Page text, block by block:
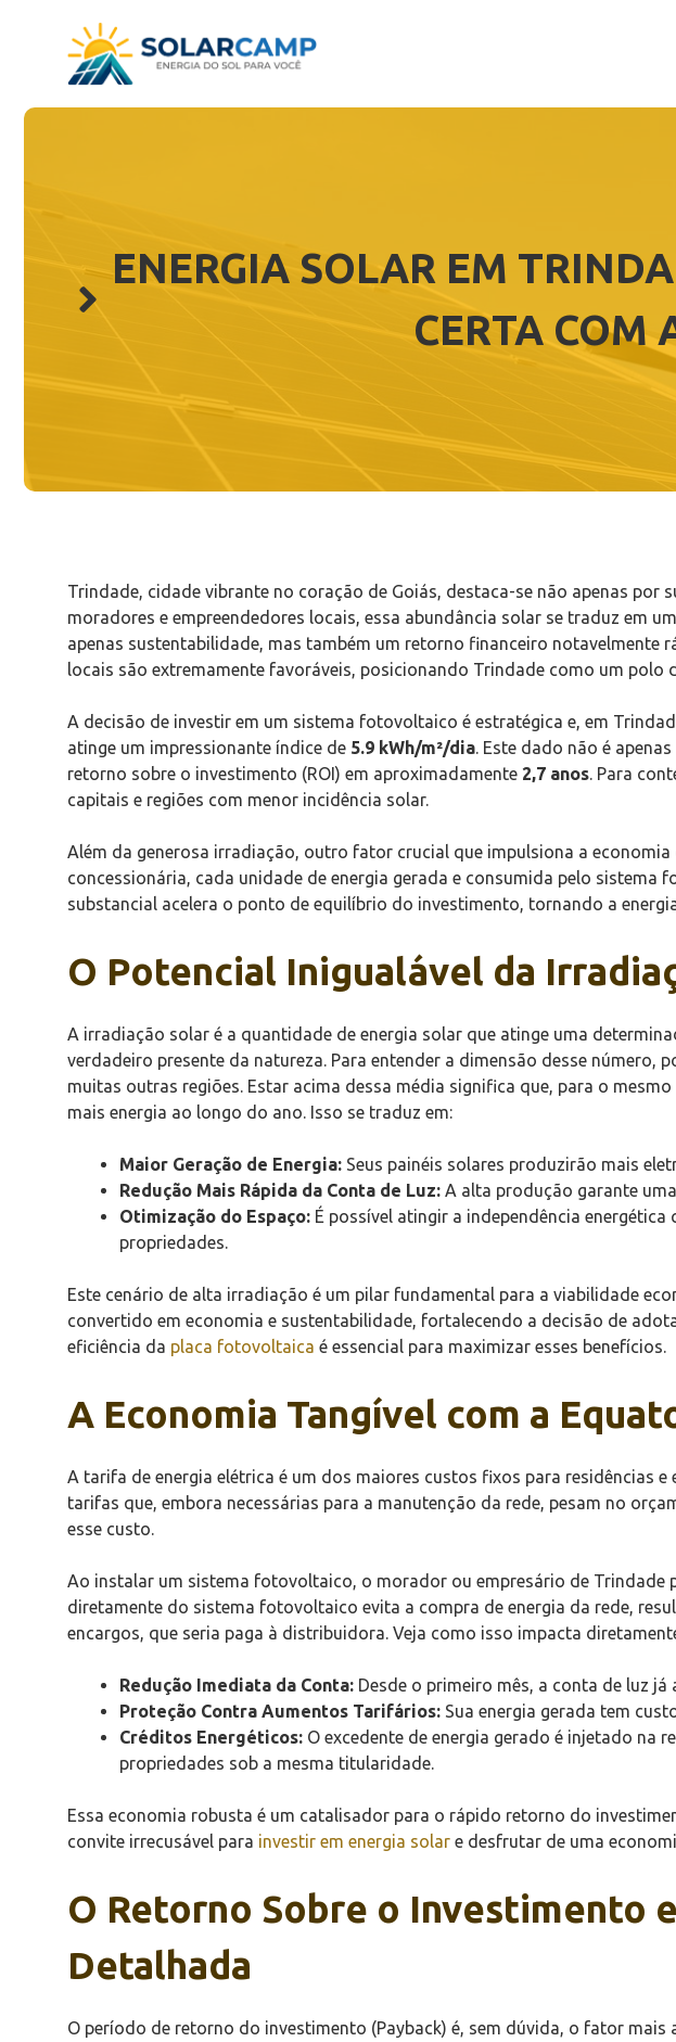
conteúdo
ENERGIA SOLAR EM
CERTA COM
Trindade, cidade vibrante no coração de Goiás, destaca-se não apenas
moradores e empreendedores locais, essa abundância solar se traduz em
apenas sustentabilidade, mas também um retorno financeiro notavelmente
locais são extremamente favoráveis, posicionando Trindade como um polo
A decisão de investir em um sistema fotovoltaico é estratégica e, em
atinge um impressionante índice de 5.9 kWh/m²/dia . Este dado não é
retorno sobre o investimento (ROI) em aproximadamente 2,7 anos . Para
capitais e regiões com menor incidência solar.
Além da generosa irradiação, outro fator crucial que impulsiona a
concessionária, cada unidade de energia gerada e consumida pelo
substancial acelera o ponto de equilíbrio do investimento, tornando a
O Potencial Inigualável da
A irradiação solar é a quantidade de energia solar que atinge uma
verdadeiro presente da natureza. Para entender a dimensão desse
muitas outras regiões. Estar acima dessa média significa que, para o
mais energia ao longo do ano. Isso se traduz em:
Maior Geração de Energia: Seus painéis solares produzirão mais
Redução Mais Rápida da Conta de Luz: A alta produção garante
Otimização do Espaço: É possível atingir a independência
propriedades.
Este cenário de alta irradiação é um pilar fundamental para a viabilidade
convertido em economia e sustentabilidade, fortalecendo a decisão de
eficiência da placa fotovoltaica é essencial para maximizar esses benefícios.
A Economia Tangível com a
A tarifa de energia elétrica é um dos maiores custos fixos para residências
tarifas que, embora necessárias para a manutenção da rede, pesam no
esse custo.
Ao instalar um sistema fotovoltaico, o morador ou empresário de Trindade
diretamente do sistema fotovoltaico evita a compra de energia da rede,
encargos, que seria paga à distribuidora. Veja como isso impacta
Redução Imediata da Conta: Desde o primeiro mês, a conta de luz
Proteção Contra Aumentos Tarifários: Sua energia gerada tem
Créditos Energéticos: O excedente de energia gerado é injetado na
propriedades sob a mesma titularidade.
Essa economia robusta é um catalisador para o rápido retorno do
convite irrecusável para investir em energia solar e desfrutar de uma
O Retorno Sobre o Investimento
Detalhada
O período de retorno do investimento (Payback) é, sem dúvida, o fator